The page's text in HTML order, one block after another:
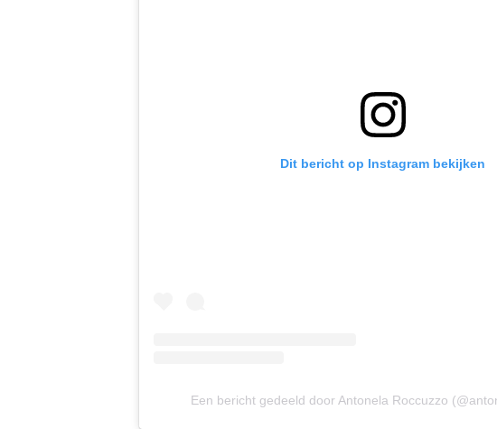
Dit bericht op Instagram bekijken
Een bericht gedeeld door Antonela Roccuzzo